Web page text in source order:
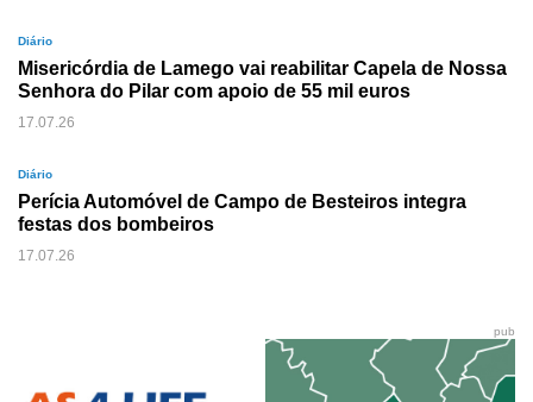
Diário
Misericórdia de Lamego vai reabilitar Capela de Nossa
Senhora do Pilar com apoio de 55 mil euros
17.07.26
Diário
Perícia Automóvel de Campo de Besteiros integra
festas dos bombeiros
17.07.26
pub